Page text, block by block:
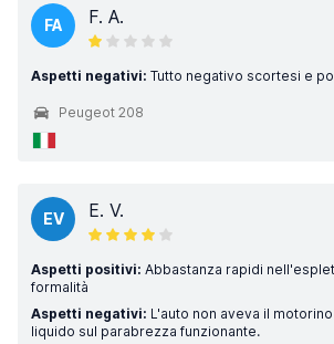
FA F. A.
Aspetti negativi: Tutto negativo scortesi e
Peugeot 208
EV E. V.
Aspetti positivi: Abbastanza rapidi
formalità
Aspetti negativi: L'auto non aveva il
liquido sul parabrezza funzionante.